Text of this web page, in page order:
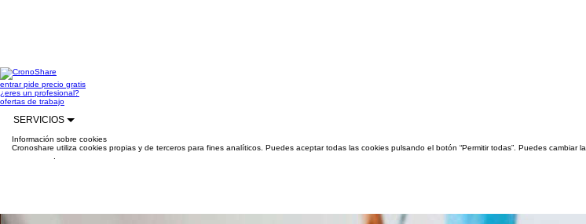
entrarpide precio gratis
¿eres un profesional?
ofertas de trabajo
SERVICIOS
Información sobre cookies
Cronoshare utiliza cookies propias y de terceros para fines analíticos. Puedes aceptar todas las cookies pulsando el botón “Permitir todas”. Puedes cambiar la